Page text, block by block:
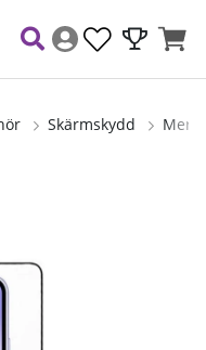
Skärmskydd